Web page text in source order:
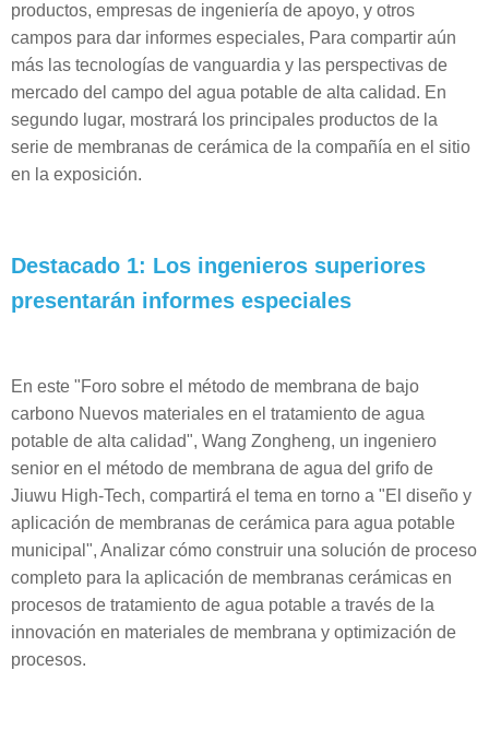
productos, empresas de ingeniería de apoyo, y otros
campos para dar informes especiales, Para compartir aún
más las tecnologías de vanguardia y las perspectivas de
mercado del campo del agua potable de alta calidad. En
segundo lugar, mostrará los principales productos de la
serie de membranas de cerámica de la compañía en el sitio
en la exposición.
Destacado 1: Los ingenieros superiores
presentarán informes especiales
En este "Foro sobre el método de membrana de bajo
carbono Nuevos materiales en el tratamiento de agua
potable de alta calidad", Wang Zongheng, un ingeniero
senior en el método de membrana de agua del grifo de
Jiuwu High-Tech, compartirá el tema en torno a "El diseño y
aplicación de membranas de cerámica para agua potable
municipal", Analizar cómo construir una solución de proceso
completo para la aplicación de membranas cerámicas en
procesos de tratamiento de agua potable a través de la
innovación en materiales de membrana y optimización de
procesos.